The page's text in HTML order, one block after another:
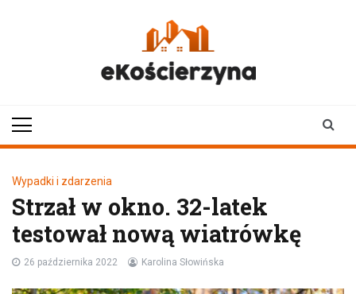
Wypadki i zdarzenia
Strzał w okno. 32-latek
testował nową wiatrówkę
26 października 2022 Karolina Słowińska